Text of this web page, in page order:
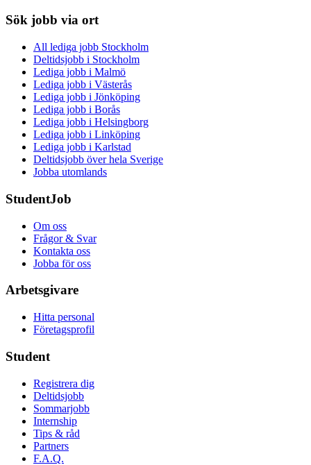
Sök jobb via ort
All lediga jobb Stockholm
Deltidsjobb i Stockholm
Lediga jobb i Malmö
Lediga jobb i Västerås
Lediga jobb i Jönköping
Lediga jobb i Borås
Lediga jobb i Helsingborg
Lediga jobb i Linköping
Lediga jobb i Karlstad
Deltidsjobb över hela Sverige
Jobba utomlands
StudentJob
Om oss
Frågor & Svar
Kontakta oss
Jobba för oss
Arbetsgivare
Hitta personal
Företagsprofil
Student
Registrera dig
Deltidsjobb
Sommarjobb
Internship
Tips & råd
Partners
F.A.Q.